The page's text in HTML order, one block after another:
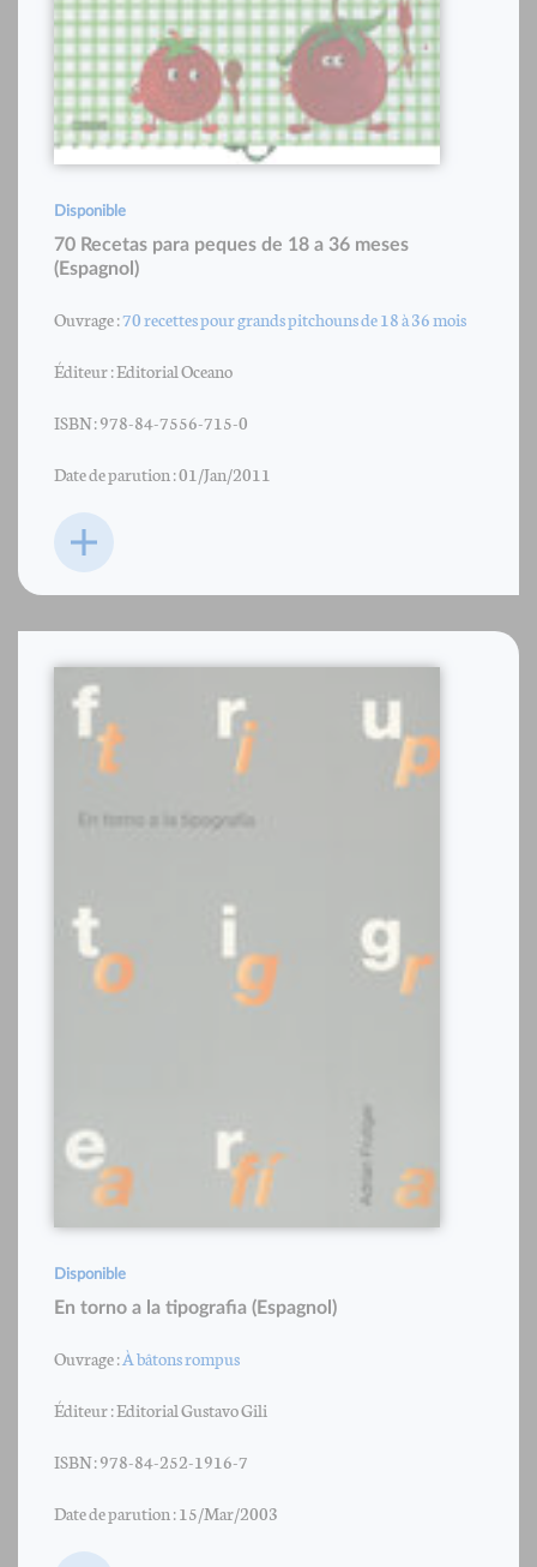
Disponible
70 Recetas para peques de 18 a 36 meses
(Espagnol)
Ouvrage :70 recettes pour grands pitchouns de 18 à 36 mois
Éditeur : Editorial Oceano
ISBN : 978-84-7556-715-0
Date de parution : 01/Jan/2011
Disponible
En torno a la tipografia (Espagnol)
Ouvrage :À bâtons rompus
Éditeur : Editorial Gustavo Gili
ISBN : 978-84-252-1916-7
Date de parution : 15/Mar/2003